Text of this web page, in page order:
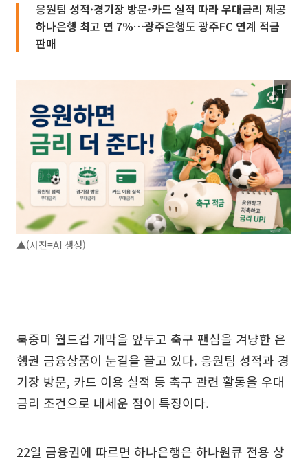
응원팀 성적·경기장 방문·카드 실적 따라 우대금리 제공
하나은행 최고 연 7%…광주은행도 광주FC 연계 적금
판매
▲(사진=AI 생성)
북중미 월드컵 개막을 앞두고 축구 팬심을 겨냥한 은
행권 금융상품이 눈길을 끌고 있다. 응원팀 성적과 경
기장 방문, 카드 이용 실적 등 축구 관련 활동을 우대
금리 조건으로 내세운 점이 특징이다.
22일 금융권에 따르면 하나은행은 하나원큐 전용 상